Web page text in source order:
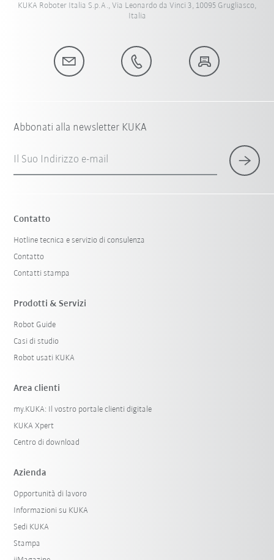
KUKA Roboter Italia S.p.A., Via Leonardo da Vinci 3, 10095 Grugliasco,
Italia
Abbonati alla newsletter KUKA
Il Suo Indirizzo e-mail
Contatto
Hotline tecnica e servizio di consulenza
Contatto
Contatti stampa
Prodotti & Servizi
Robot Guide
Casi di studio
Robot usati KUKA
Area clienti
my.KUKA: Il vostro portale clienti digitale
KUKA Xpert
Centro di download
Azienda
Opportunità di lavoro
Informazioni su KUKA
Sedi KUKA
Stampa